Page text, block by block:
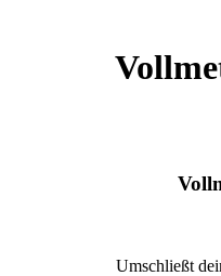
Umschließt